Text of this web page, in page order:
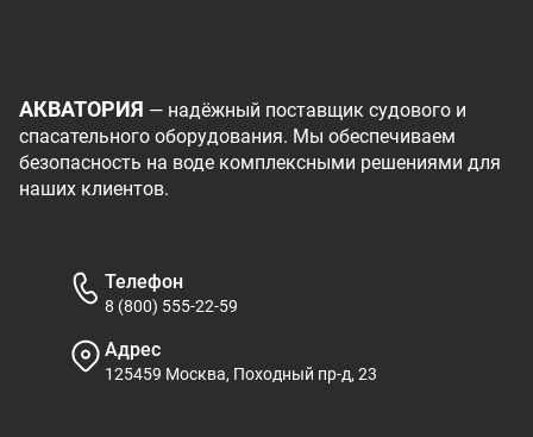
АКВАТОРИЯ — надёжный поставщик судового и
спасательного оборудования. Мы обеспечиваем
безопасность на воде комплексными решениями для
наших клиентов.
Телефон
8 (800) 555-22-59
Адрес
125459 Москва, Походный пр-д, 23